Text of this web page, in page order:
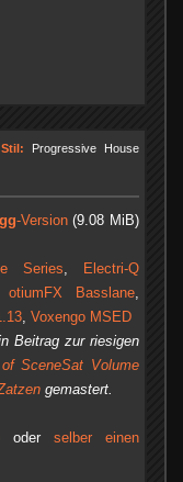
Stil: Progressive House
-Version(9.08 MiB)
Series,
Electri-Q
otiumFX Basslane,
, Voxengo MSED
Beitrag zur riesigen
SceneSat Volume
gemastert.
oderselber einen